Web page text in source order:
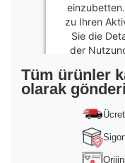
zu Ihren
Sie die
der
Tüm ürünler
olarak